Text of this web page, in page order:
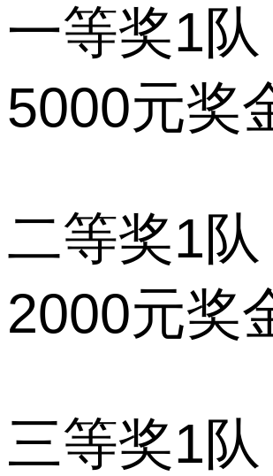
一等奖1队
5000元奖
二等奖1队
2000元奖
三等奖1队